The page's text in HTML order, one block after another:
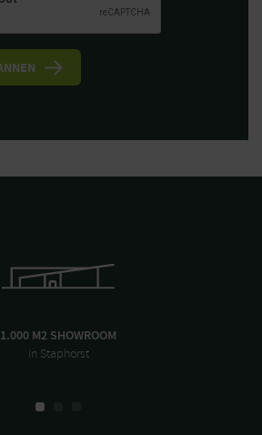
1.000 M2 SHOWROOM
in Staphorst